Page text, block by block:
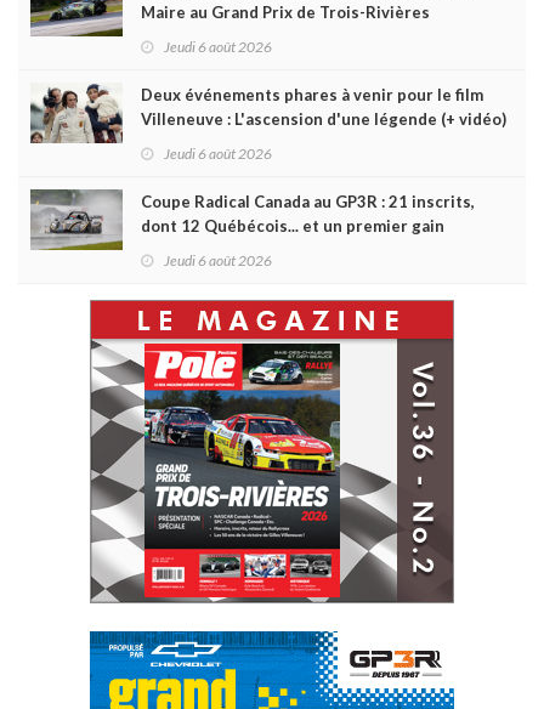
Maire au Grand Prix de Trois-Rivières
Jeudi 6 août 2026
Deux événements phares à venir pour le film
Villeneuve : L'ascension d'une légende (+ vidéo)
Jeudi 6 août 2026
Coupe Radical Canada au GP3R : 21 inscrits,
dont 12 Québécois... et un premier gain
Jeudi 6 août 2026